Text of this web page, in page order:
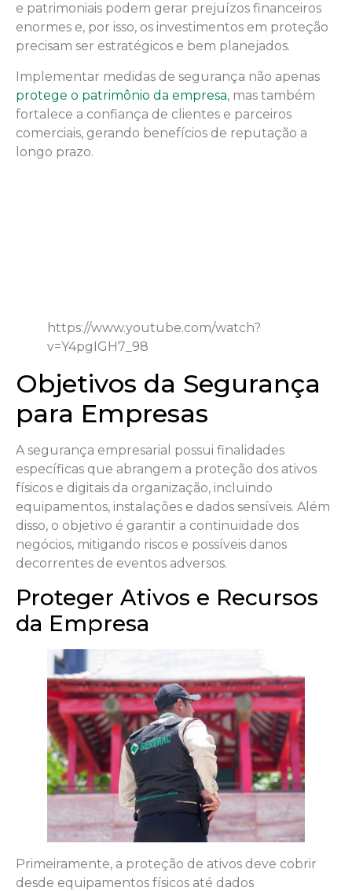
e patrimoniais podem gerar prejuízos financeiros
enormes e, por isso, os investimentos em proteção
precisam ser estratégicos e bem planejados.
Implementar medidas de segurança não apenas
protege o patrimônio da empresa, mas também
fortalece a confiança de clientes e parceiros
comerciais, gerando benefícios de reputação a
longo prazo.
https://www.youtube.com/watch?
v=Y4pgIGH7_98
Objetivos da Segurança
para Empresas
A segurança empresarial possui finalidades
específicas que abrangem a proteção dos ativos
físicos e digitais da organização, incluindo
equipamentos, instalações e dados sensíveis. Além
disso, o objetivo é garantir a continuidade dos
negócios, mitigando riscos e possíveis danos
decorrentes de eventos adversos.
Proteger Ativos e Recursos
da Empresa
Primeiramente, a proteção de ativos deve cobrir
desde equipamentos físicos até dados